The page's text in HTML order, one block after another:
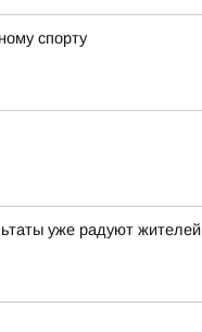
спорту
уже радуют жителей